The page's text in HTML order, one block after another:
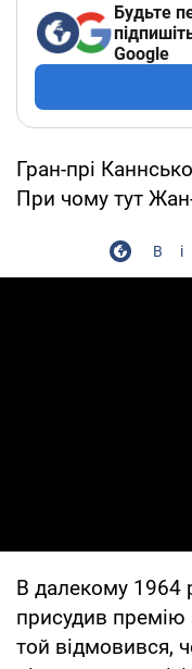
Будьте
Google
Гран-прі
При чому тут
В далекому 1964
присудив премію
той відмовився,